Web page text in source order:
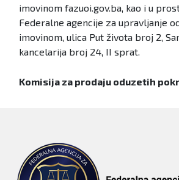
imovinom fazuoi.gov.ba, kao i u
Federalne agencije za upravljanje
imovinom, ulica Put života broj 2,
kancelarija broj 24, II sprat.
Komisija za prodaju oduzetih